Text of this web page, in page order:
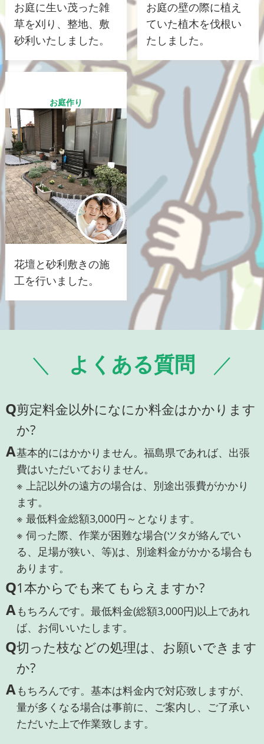
お庭に生い茂った雑
草を刈り、整地、敷
砂利いたしました。
お庭の壁の際に植え
ていた植木を伐根い
たしました。
お庭作り
花壇と砂利敷きの施
工を行いました。
よくある質問
Q剪定料金以外になにか料金はかかります
か?
A基本的にはかかりません。福島県であれば、出張
費はいただいておりません。
※ 上記以外の遠方の場合は、別途出張費がかかり
ます。
※ 最低料金総額3,000円～となります。
※ 伺った際、作業が困難な場合(ツタが絡んでい
る、足場が狭い、等)は、別途料金がかかる場合も
あります。
Q1本からでも来てもらえますか?
Aもちろんです。最低料金(総額3,000円)以上であれ
ば、お伺いいたします。
Q切った枝などの処理は、お願いできます
か?
Aもちろんです。基本は料金内で対応致しますが、
量が多くなる場合は事前に、ご案内し、ご了承い
ただいた上で作業致します。